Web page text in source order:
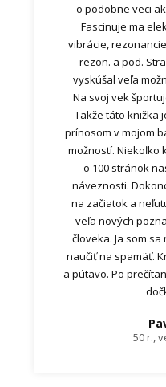
o podobne veci
Fascinuje ma
vibrácie,
rezon. a pod.
vyskúšal veľa
Na svoj vek
Takže táto knižka
prínosom v mojom
možností. Niekoľko
o 100 stránok
náveznosti.
na začiatok a
veľa nových
človeka. Ja som
naučiť na spamäť.
a pútavo. Po
50 r.,